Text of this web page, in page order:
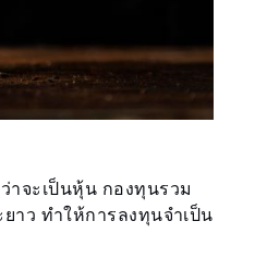
าจะเป็นหุ้น กองทุนรวม
าว ทำให้การลงทุนจำเป็น